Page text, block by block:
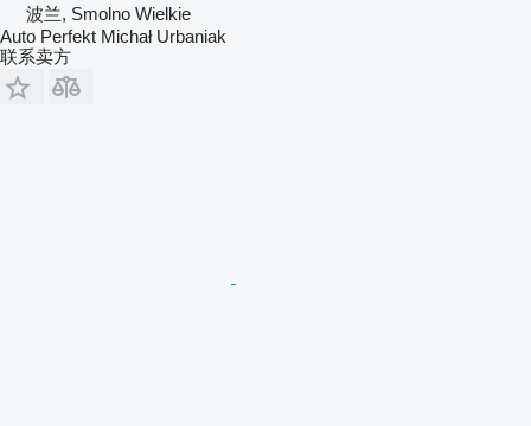
波兰, Smolno Wielkie
Auto Perfekt Michał Urbaniak
联系卖方